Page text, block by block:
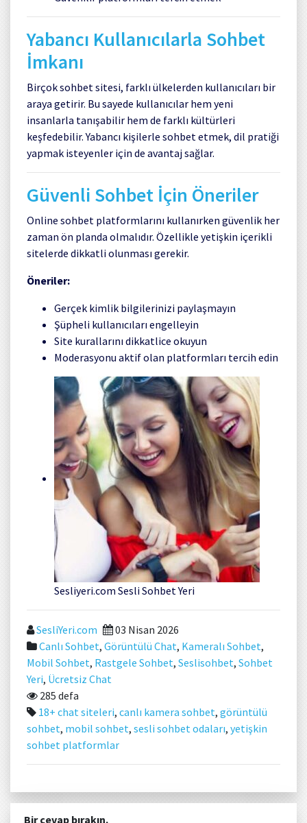
Yabancı Kullanıcılarla Sohbet
İmkanı
Birçok sohbet sitesi, farklı ülkelerden kullanıcıları bir
araya getirir. Bu sayede kullanıcılar hem yeni
insanlarla tanışabilir hem de farklı kültürleri
keşfedebilir. Yabancı kişilerle sohbet etmek, dil pratiği
yapmak isteyenler için de avantaj sağlar.
Güvenli Sohbet İçin Öneriler
Online sohbet platformlarını kullanırken güvenlik her
zaman ön planda olmalıdır. Özellikle yetişkin içerikli
sitelerde dikkatli olunması gerekir.
Öneriler:
Gerçek kimlik bilgilerinizi paylaşmayın
Şüpheli kullanıcıları engelleyin
Site kurallarını dikkatlice okuyun
Moderasyonu aktif olan platformları tercih edin
Sesliyeri.com Sesli Sohbet Yeri
SesliYeri.com
03 Nisan 2026
Canlı Sohbet, Görüntülü Chat, Kameralı Sohbet,
Mobil Sohbet, Rastgele Sohbet, Seslisohbet, Sohbet
Yeri, Ücretsiz Chat
285 defa
18+ chat siteleri, canlı kamera sohbet, görüntülü
sohbet, mobil sohbet, sesli sohbet odaları, yetişkin
sohbet platformlar
Bir cevap bırakın.